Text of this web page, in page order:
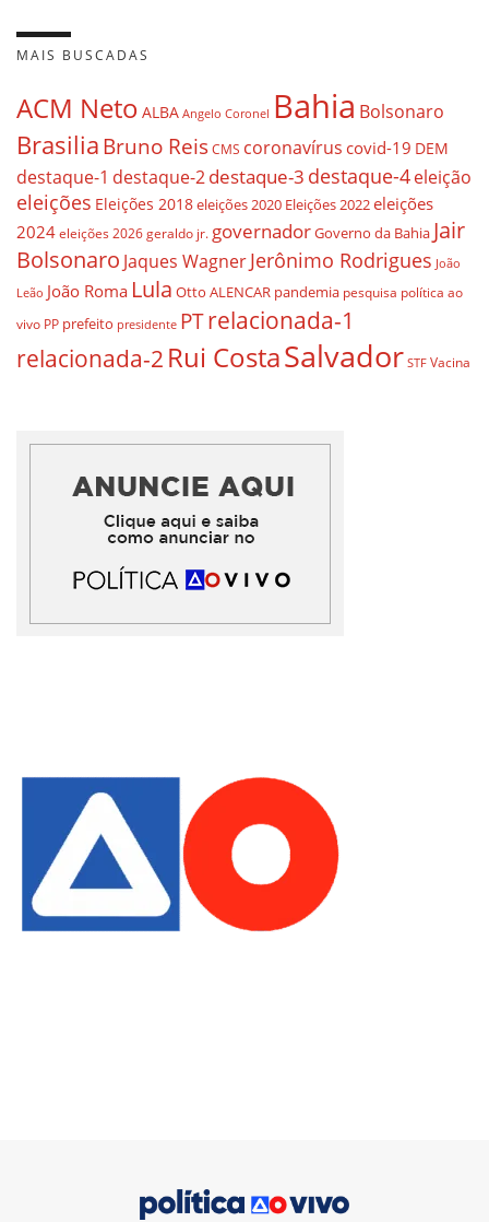
MAIS BUSCADAS
ACM Neto ALBA Angelo Coronel Bahia Bolsonaro
BrasiliaBruno ReisCMS coronavírus covid-19 DEM
destaque-1 destaque-2destaque-3 destaque-4eleição
eleições Eleições 2018eleições 2020 Eleições 2022eleições
2024 eleições 2026 geraldo jr. governadorGoverno da Bahia Jair
Bolsonaro Jaques WagnerJerônimo Rodrigues João
Leão João Roma Lula Otto ALENCAR pandemia pesquisa política ao
vivo PP prefeito presidente PTrelacionada-1
relacionada-2 Rui CostaSalvador STF Vacina